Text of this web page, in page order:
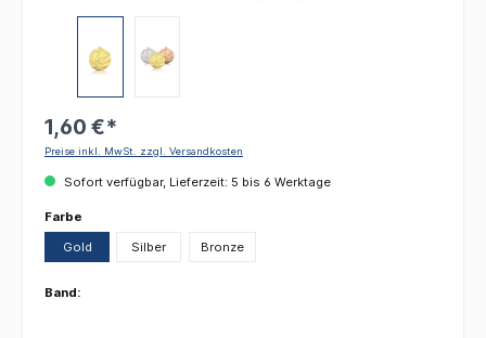
1,60 €*
Preise inkl. MwSt. zzgl. Versandkosten
Sofort verfügbar, Lieferzeit: 5 bis 6 Werktage
Farbe
Gold Silber Bronze
Band: